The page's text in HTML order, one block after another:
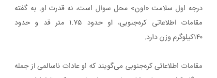
درجه اول سلامت «اون» محل سوال است، نه قدرت او. به گفته
مقامات اطلاعاتی کره‌جنوبی، او حدود ۱.۷۵ متر قد و حدود
۱۴۰کیلوگرم وزن دارد.
مقامات اطلاعاتی کره‌جنوبی می‌گویند که او عادات ناسالمی از جمله